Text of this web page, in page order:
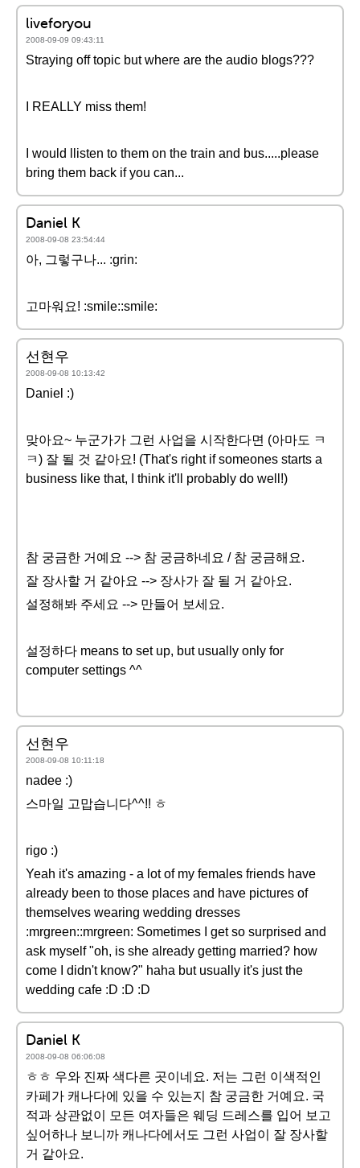
liveforyou
2008-09-09 09:43:11
Straying off topic but where are the audio blogs???
I REALLY miss them!
I would llisten to them on the train and bus.....please
bring them back if you can...
Daniel K
2008-09-08 23:54:44
아, 그렇구나... :grin:
고마워요! :smile::smile:
선현우
2008-09-08 10:13:42
Daniel :)
맞아요~ 누군가가 그런 사업을 시작한다면 (아마도 ㅋ
ㅋ) 잘 될 것 같아요! (That's right if someones starts a
business like that, I think it'll probably do well!)
참 궁금한 거예요 --> 참 궁금하네요 / 참 궁금해요.
잘 장사할 거 같아요 --> 장사가 잘 될 거 같아요.
설정해봐 주세요 --> 만들어 보세요.
설정하다 means to set up, but usually only for
computer settings ^^
선현우
2008-09-08 10:11:18
nadee :)
스마일 고맙습니다^^!! ㅎ
rigo :)
Yeah it's amazing - a lot of my females friends have
already been to those places and have pictures of
themselves wearing wedding dresses
:mrgreen::mrgreen: Sometimes I get so surprised and
ask myself "oh, is she already getting married? how
come I didn't know?" haha but usually it's just the
wedding cafe :D :D :D
Daniel K
2008-09-08 06:06:08
ㅎㅎ 우와 진짜 색다른 곳이네요. 저는 그런 이색적인
카페가 캐나다에 있을 수 있는지 참 궁금한 거예요. 국
적과 상관없이 모든 여자들은 웨딩 드레스를 입어 보고
싶어하나 보니까 캐나다에서도 그런 사업이 잘 장사할
거 같아요.